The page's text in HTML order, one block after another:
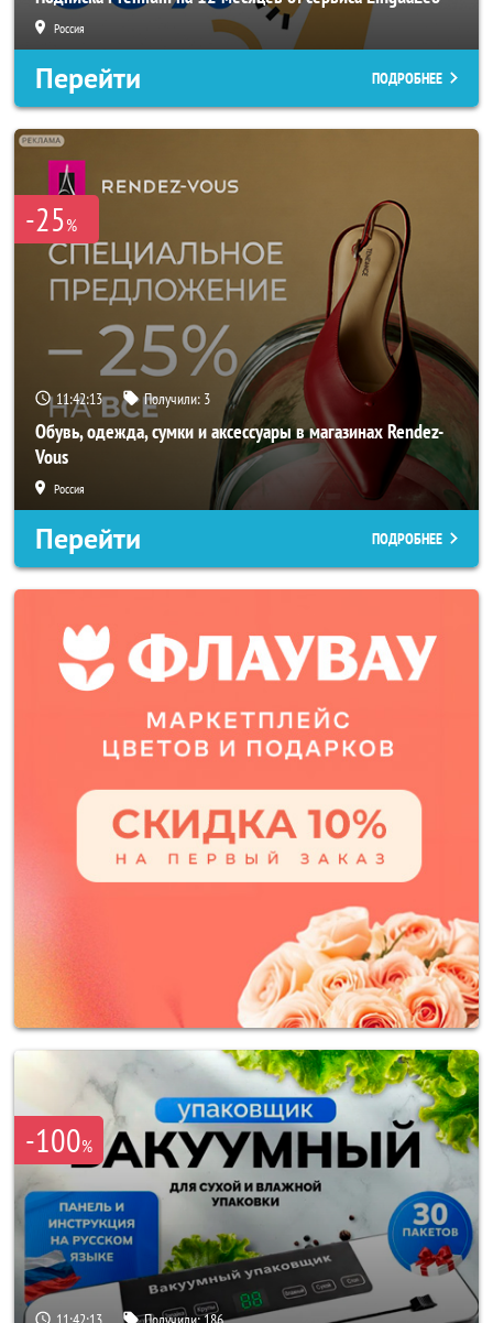
Россия
Перейти ПОДРОБНЕЕ
-25%
11:42:11 Получили: 3
Обувь, одежда, сумки и аксессуары в магазинах Rendez-
Vous
Россия
Перейти ПОДРОБНЕЕ
-100%